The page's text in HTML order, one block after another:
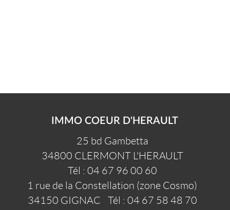
IMMO COEUR D'HERAULT
25 bd Gambetta
34800 CLERMONT L'HERAULT
Tél : 04 67 96 00 60
1 rue de la Constellation (zone Cosmo)
34150 GIGNAC Tél : 04 67 58 48 70